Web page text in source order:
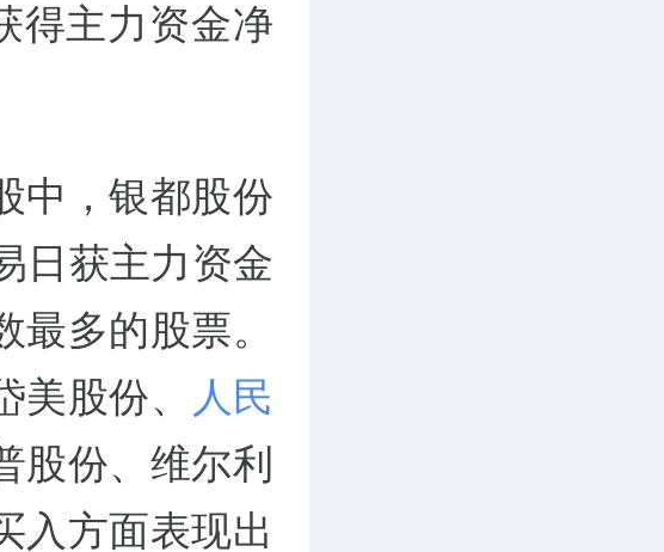
得主力资金净
中，银都股份
日获主力资金
多的股票。
美股份、
人民
股份、维尔利
入方面表现出